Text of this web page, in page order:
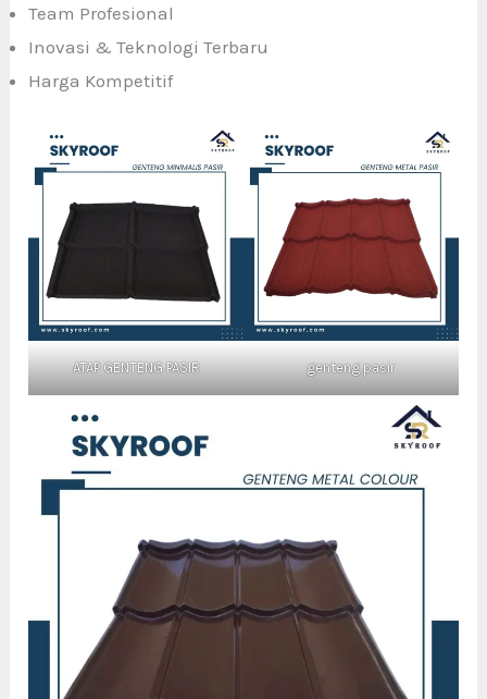
Team Profesional
Inovasi & Teknologi Terbaru
Harga Kompetitif
ATAP GENTENG PASIR genteng pasir